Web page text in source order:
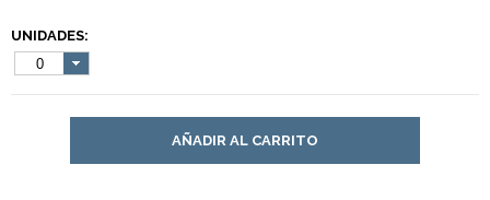
UNIDADES:
0
AÑADIR AL CARRITO